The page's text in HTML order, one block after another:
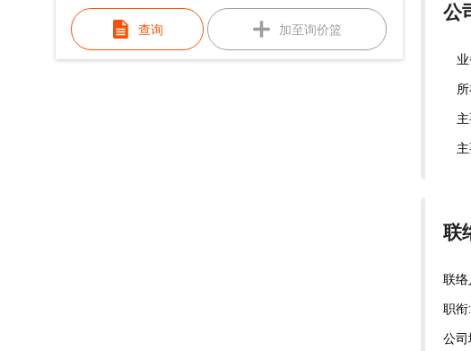
查询 加至询价篮
公
联
联络
职衔:
公司